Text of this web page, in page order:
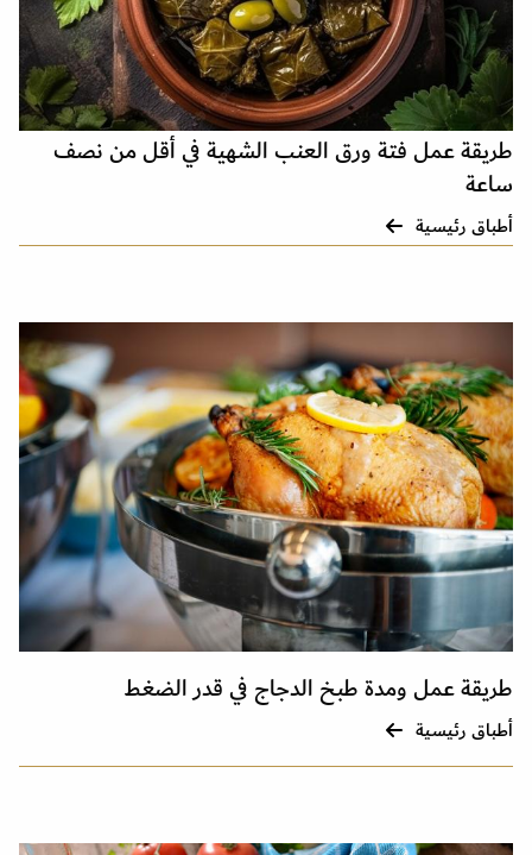
طريقة عمل فتة ورق العنب الشهية في أقل من نصف
ساعة
أطباق رئيسية
طريقة عمل ومدة طبخ الدجاج في قدر الضغط
أطباق رئيسية